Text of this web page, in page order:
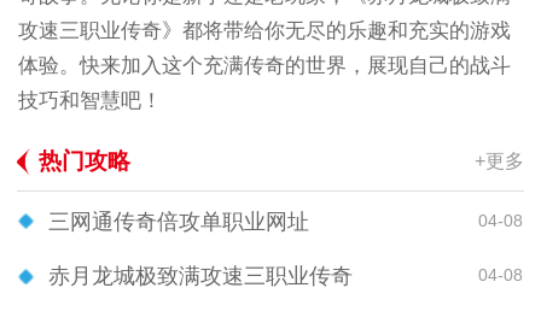
攻速三职业传奇》都将带给你无尽的乐趣和充实的游戏
体验。快来加入这个充满传奇的世界，展现自己的战斗
技巧和智慧吧！
热门攻略 +更多
三网通传奇倍攻单职业网址 04-08
赤月龙城极致满攻速三职业传奇 04-08